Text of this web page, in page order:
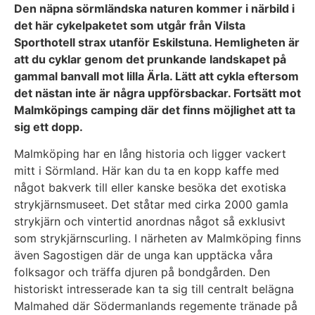
Den näpna sörmländska naturen kommer i närbild i
det här cykelpaketet som utgår från Vilsta
Sporthotell strax utanför Eskilstuna. Hemligheten är
att du cyklar genom det prunkande landskapet på
gammal banvall mot lilla Ärla. Lätt att cykla eftersom
det nästan inte är några uppförsbackar. Fortsätt mot
Malmköpings camping där det finns möjlighet att ta
sig ett dopp.
Malmköping har en lång historia och ligger vackert
mitt i Sörmland. Här kan du ta en kopp kaffe med
något bakverk till eller kanske besöka det exotiska
strykjärnsmuseet. Det ståtar med cirka 2000 gamla
strykjärn och vintertid anordnas något så exklusivt
som strykjärnscurling. I närheten av Malmköping finns
även Sagostigen där de unga kan upptäcka våra
folksagor och träffa djuren på bondgården. Den
historiskt intresserade kan ta sig till centralt belägna
Malmahed där Södermanlands regemente tränade på